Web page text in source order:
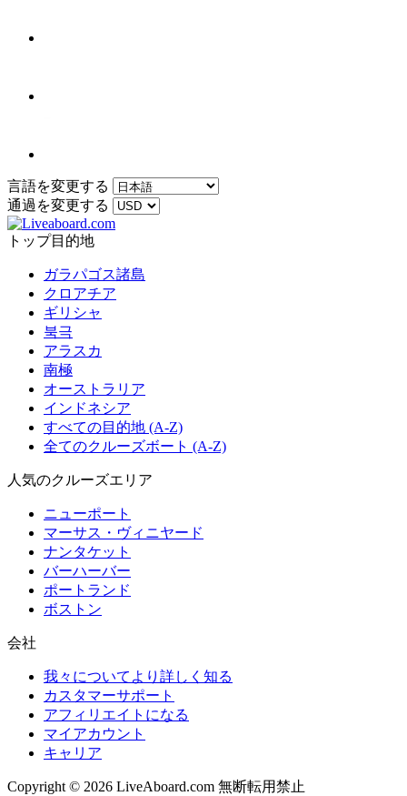
言語を変更する
通過を変更する
トップ目的地
ガラパゴス諸島
クロアチア
ギリシャ
북극
アラスカ
南極
オーストラリア
インドネシア
すべての目的地 (A-Z)
全てのクルーズボート (A-Z)
人気のクルーズエリア
ニューポート
マーサス・ヴィニヤード
ナンタケット
バーハーバー
ポートランド
ボストン
会社
我々についてより詳しく知る
カスタマーサポート
アフィリエイトになる
マイアカウント
キャリア
Copyright © 2026 LiveAboard.com 無断転用禁止